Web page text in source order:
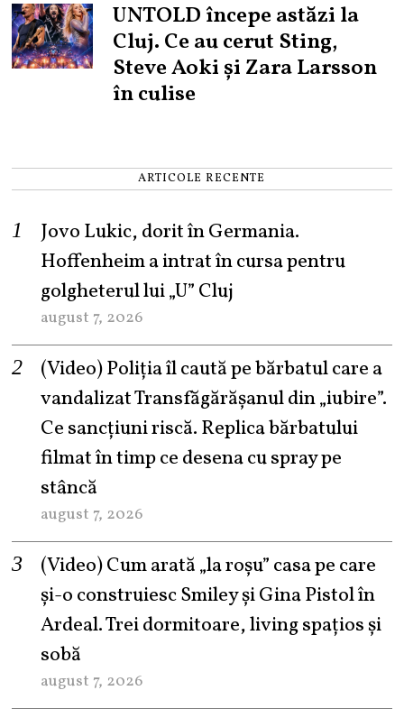
UNTOLD începe astăzi la
Cluj. Ce au cerut Sting,
Steve Aoki și Zara Larsson
în culise
ARTICOLE RECENTE
Jovo Lukic, dorit în Germania.
Hoffenheim a intrat în cursa pentru
golgheterul lui „U” Cluj
august 7, 2026
(Video) Poliția îl caută pe bărbatul care a
vandalizat Transfăgărășanul din „iubire”.
Ce sancțiuni riscă. Replica bărbatului
filmat în timp ce desena cu spray pe
stâncă
august 7, 2026
(Video) Cum arată „la roşu” casa pe care
şi-o construiesc Smiley şi Gina Pistol în
Ardeal. Trei dormitoare, living spațios și
sobă
august 7, 2026